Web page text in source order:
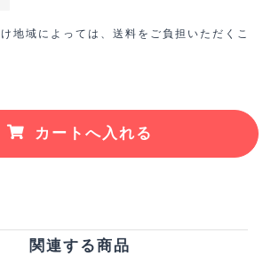
地域によっては、送料をご負担いただくこ
カートへ入れる
関連する商品